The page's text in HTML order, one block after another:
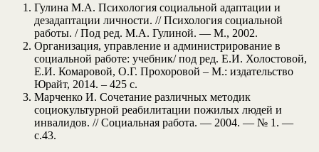
Гулина М.А. Психология социальной адаптации и
дезадаптации личности. // Психология социальной
работы. / Под ред. М.А. Гулиной. — М., 2002.
Организация, управление и администрирование в
социальной работе: учебник/ под ред. Е.И. Холостовой,
Е.И. Комаровой, О.Г. Прохоровой – М.: издательство
Юрайт, 2014. – 425 с.
Марченко И. Сочетание различных методик
социокультурной реабилитации пожилых людей и
инвалидов. // Социальная работа. — 2004. — № 1. —
с.43.